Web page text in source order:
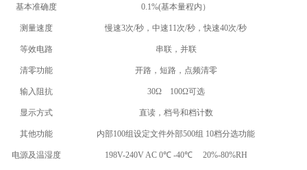
基本准确度 0.1%(基本量程内）
测量速度 慢速3次/秒，中速11次/秒，快速40次/秒
等效电路 串联，并联
清零功能 开路，短路，点频清零
输入阻抗 30Ω 100Ω可选
显示方式 直读，档号和档计数
其他功能 内部100组设定文件外部500组 10档分选功能
电源及温湿度 198V-240V AC 0℃ -40℃ 20%-80%RH